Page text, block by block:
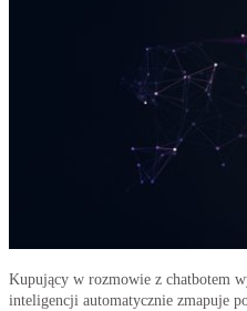
Kupujący w rozmowie z chatbotem
inteligencji automatycznie zmapuje